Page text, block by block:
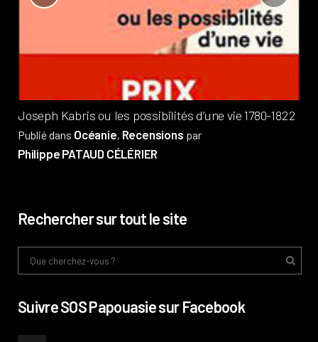
Joseph Kabris ou les possibilités d’une vie 1780-1822
Publié dans Océanie, Recensions par
Philippe PATAUD CÉLÉRIER
Rechercher sur tout le site
Suivre SOS Papouasie sur Facebook